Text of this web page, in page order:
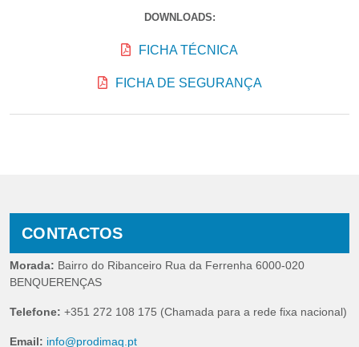
DOWNLOADS:
FICHA TÉCNICA
FICHA DE SEGURANÇA
CONTACTOS
Morada: Bairro do Ribanceiro Rua da Ferrenha 6000-020
BENQUERENÇAS
Telefone: +351 272 108 175 (Chamada para a rede fixa nacional)
Email: info@prodimaq.pt